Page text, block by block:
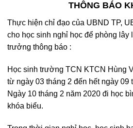
THÔNG BÁO
Thực hiện chỉ đạo của UBND TP,
cho học sinh nghỉ học để phòng lây
trưởng thông báo :
Học sinh trường TCN KTCN Hùng
từ ngày 03 tháng 2 đến hết ngày 09
Ngày 10 tháng 2 năm 2020 đi học
khóa biểu.